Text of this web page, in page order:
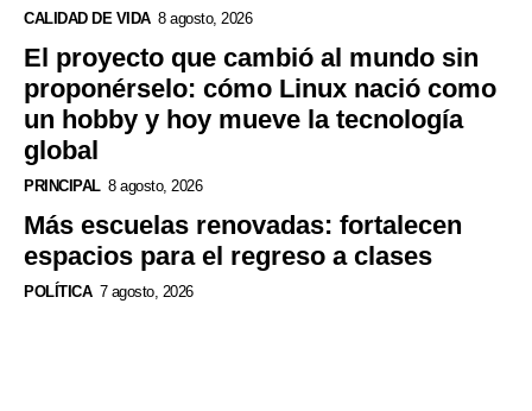
CALIDAD DE VIDA 8 agosto, 2026
El proyecto que cambió al mundo sin
proponérselo: cómo Linux nació como
un hobby y hoy mueve la tecnología
global
PRINCIPAL 8 agosto, 2026
Más escuelas renovadas: fortalecen
espacios para el regreso a clases
POLÍTICA 7 agosto, 2026